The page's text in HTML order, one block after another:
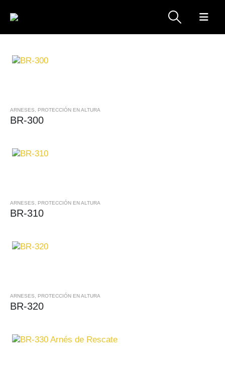
ARNESES PROTECCIÓN EN ALTURA
BR-300
ARNESES PROTECCIÓN EN ALTURA
BR-310
ARNESES, PROTECCIÓN EN ALTURA
BR-320